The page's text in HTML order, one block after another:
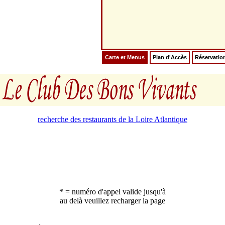
Carte et Menus Plan d'Accès
recherche des restaurants de la Loire Atlantique
* = numéro d'appel valide jusqu'à
au delà veuillez recharger la page